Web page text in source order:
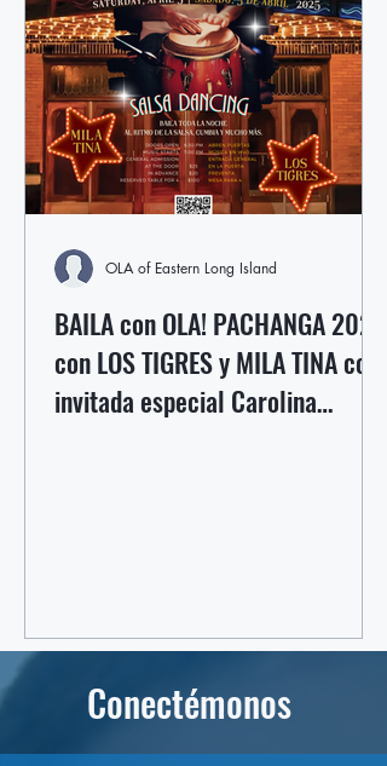
BAILA con OLA! PACHANGA 2025
con LOS TIGRES y MILA TINA con
invitada especial Carolina
OLA of Eastern Long Island
Conectémonos